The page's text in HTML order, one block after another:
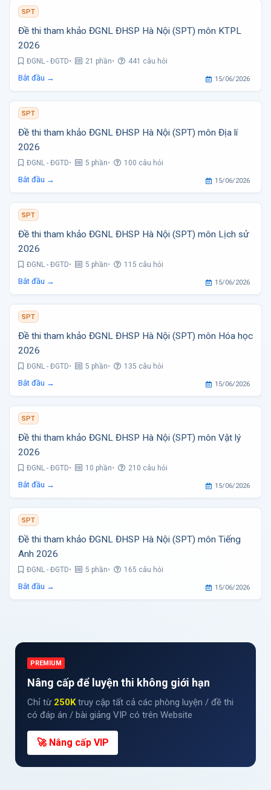
SPT
Đề thi tham khảo ĐGNL ĐHSP Hà Nội (SPT) môn KTPL
2026
ĐGNL - ĐGTD 21 phần 441 câu hỏi
Bắt đầu → 15/06/2026
SPT
Đề thi tham khảo ĐGNL ĐHSP Hà Nội (SPT) môn Địa lí
2026
ĐGNL - ĐGTD 5 phần 100 câu hỏi
Bắt đầu → 15/06/2026
SPT
Đề thi tham khảo ĐGNL ĐHSP Hà Nội (SPT) môn Lịch sử
2026
ĐGNL - ĐGTD 5 phần 115 câu hỏi
Bắt đầu → 15/06/2026
SPT
Đề thi tham khảo ĐGNL ĐHSP Hà Nội (SPT) môn Hóa học
2026
ĐGNL - ĐGTD 5 phần 135 câu hỏi
Bắt đầu → 15/06/2026
SPT
Đề thi tham khảo ĐGNL ĐHSP Hà Nội (SPT) môn Vật lý
2026
ĐGNL - ĐGTD 10 phần 210 câu hỏi
Bắt đầu → 15/06/2026
SPT
Đề thi tham khảo ĐGNL ĐHSP Hà Nội (SPT) môn Tiếng
Anh 2026
ĐGNL - ĐGTD 5 phần 165 câu hỏi
Bắt đầu → 15/06/2026
PREMIUM
Nâng cấp để luyện thi không giới hạn
Chỉ từ 250Ktruy cập tất cả các phòng luyện / đề thi
có đáp án / bài giảng VIP có trên Website
🚀 Nâng cấp VIP